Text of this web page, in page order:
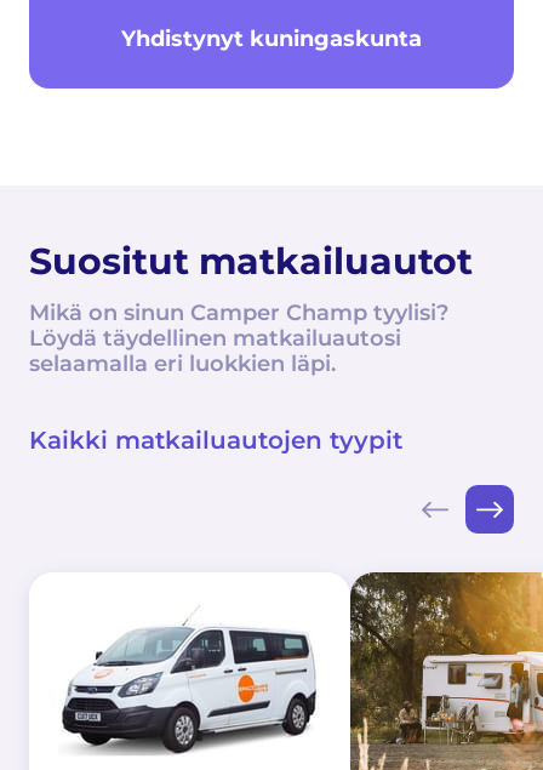
Yhdistynyt kuningaskunta
Suositut matkailuautot
Mikä on sinun Camper Champ tyylisi?
Löydä täydellinen matkailuautosi
selaamalla eri luokkien läpi.
Kaikki matkailuautojen tyypit